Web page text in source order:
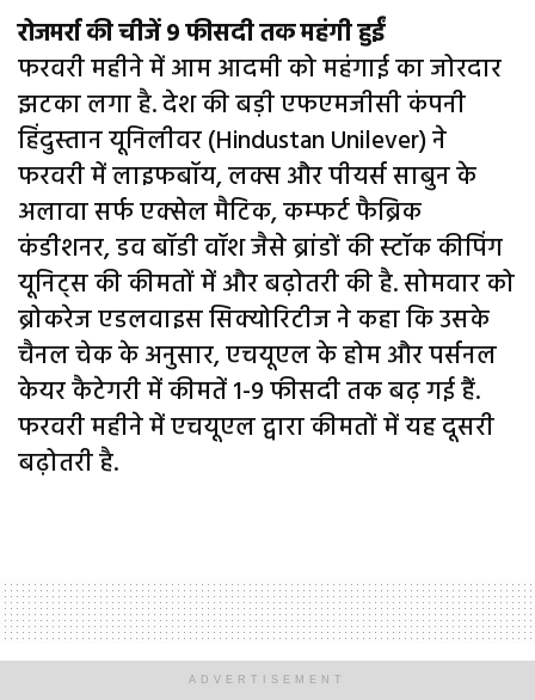
रोजमर्रा की चीजें 9 फीसदी तक महंगी हुईं
फरवरी महीने में आम आदमी को महंगाई का जोरदार
झटका लगा है. देश की बड़ी एफएमजीसी कंपनी
हिंदुस्तान यूनिलीवर (Hindustan Unilever) ने
फरवरी में लाइफबॉय, लक्स और पीयर्स साबुन के
अलावा सर्फ एक्सेल मैटिक, कम्फर्ट फैब्रिक
कंडीशनर, डव बॉडी वॉश जैसे ब्रांडों की स्टॉक कीपिंग
यूनिट्स की कीमतों में और बढ़ोतरी की है. सोमवार को
ब्रोकरेज एडलवाइस सिक्योरिटीज ने कहा कि उसके
चैनल चेक के अनुसार, एचयूएल के होम और पर्सनल
केयर कैटेगरी में कीमतें 1-9 फीसदी तक बढ़ गई हैं.
फरवरी महीने में एचयूएल द्वारा कीमतों में यह दूसरी
बढ़ोतरी है.
ADVERTISEMENT